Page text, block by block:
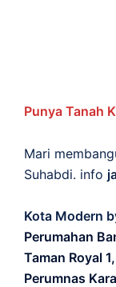
Punya Tanah
Mari
Suhabdi. info
Kota Modern
Perumahan
Taman Royal
Perumnas